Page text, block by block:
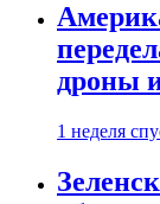
дроны
1 неделя